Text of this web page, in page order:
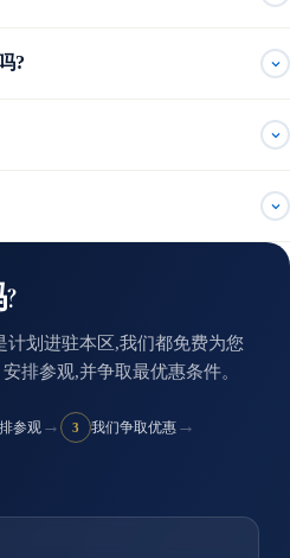
?
划进驻本区,我们都免费为您
排参观,并争取最优惠条件。
参观 → 3 我们争取优惠 →